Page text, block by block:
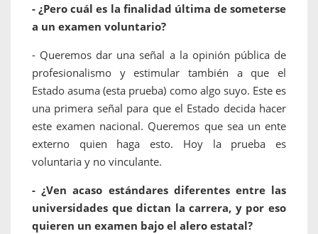
- ¿Pero cuál es la finalidad última de someterse
a un examen voluntario?
- Queremos dar una señal a la opinión pública de
profesionalismo y estimular también a que el
Estado asuma (esta prueba) como algo suyo. Este es
una primera señal para que el Estado decida hacer
este examen nacional. Queremos que sea un ente
externo quien haga esto. Hoy la prueba es
voluntaria y no vinculante.
- ¿Ven acaso estándares diferentes entre las
universidades que dictan la carrera, y por eso
quieren un examen bajo el alero estatal?